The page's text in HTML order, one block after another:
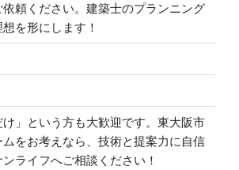
頼ください。建築士のプランニング
を形にします！
け」という方も大歓迎です。東大阪市
ムをお考えなら、技術と提案力に自信
ライフへご相談ください！